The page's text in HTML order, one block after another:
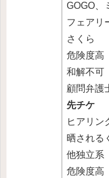
GOGO、
フェアリ
さくら
危険度高
和解不可
顧問弁護
先チケ
ヒアリン
晒される
他独立系
危険度高